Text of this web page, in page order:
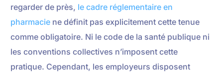
regarder de près, le cadre réglementaire en
pharmacie ne définit pas explicitement cette tenue
comme obligatoire. Ni le code de la santé publique ni
les conventions collectives n’imposent cette
pratique. Cependant, les employeurs disposent